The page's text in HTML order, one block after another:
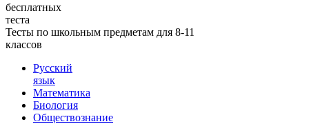
бесплатных
теста
Тесты по школьным предметам для 8-11
классов
Русский
язык
Математика
Биология
Обществознание